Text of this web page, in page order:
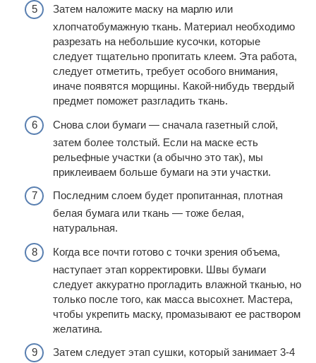
Затем наложите маску на марлю или
хлопчатобумажную ткань. Материал необходимо
разрезать на небольшие кусочки, которые
следует тщательно пропитать клеем. Эта работа,
следует отметить, требует особого внимания,
иначе появятся морщины. Какой-нибудь твердый
предмет поможет разгладить ткань.
Снова слои бумаги — сначала газетный слой,
затем более толстый. Если на маске есть
рельефные участки (а обычно это так), мы
приклеиваем больше бумаги на эти участки.
Последним слоем будет пропитанная, плотная
белая бумага или ткань — тоже белая,
натуральная.
Когда все почти готово с точки зрения объема,
наступает этап корректировки. Швы бумаги
следует аккуратно прогладить влажной тканью, но
только после того, как масса высохнет. Мастера,
чтобы укрепить маску, промазывают ее раствором
желатина.
Затем следует этап сушки, который занимает 3-4